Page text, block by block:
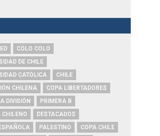
COLO COLO
DE CHILE
CATÓLICA
CHILE
CHILENA
COPA LIBERTADORES
DIVISIÓN
PRIMERA B
CHILENO
DESTACADOS
PALESTINO
COPA CHILE